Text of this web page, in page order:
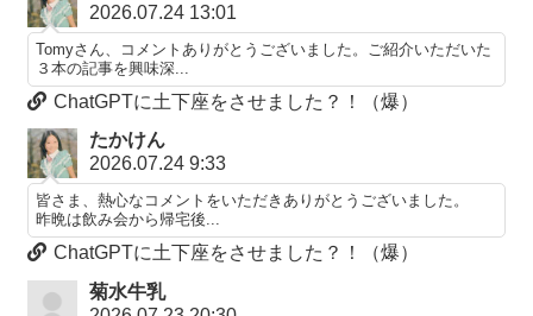
2026.07.24 13:01
Tomyさん、コメントありがとうございました。ご紹介いただいた
３本の記事を興味深...
ChatGPTに土下座をさせました？！（爆）
たかけん
2026.07.24 9:33
皆さま、熱心なコメントをいただきありがとうございました。
昨晩は飲み会から帰宅後...
ChatGPTに土下座をさせました？！（爆）
菊水牛乳